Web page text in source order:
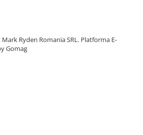
masura
Ryden Romania SRL. Platforma E-
Gomag